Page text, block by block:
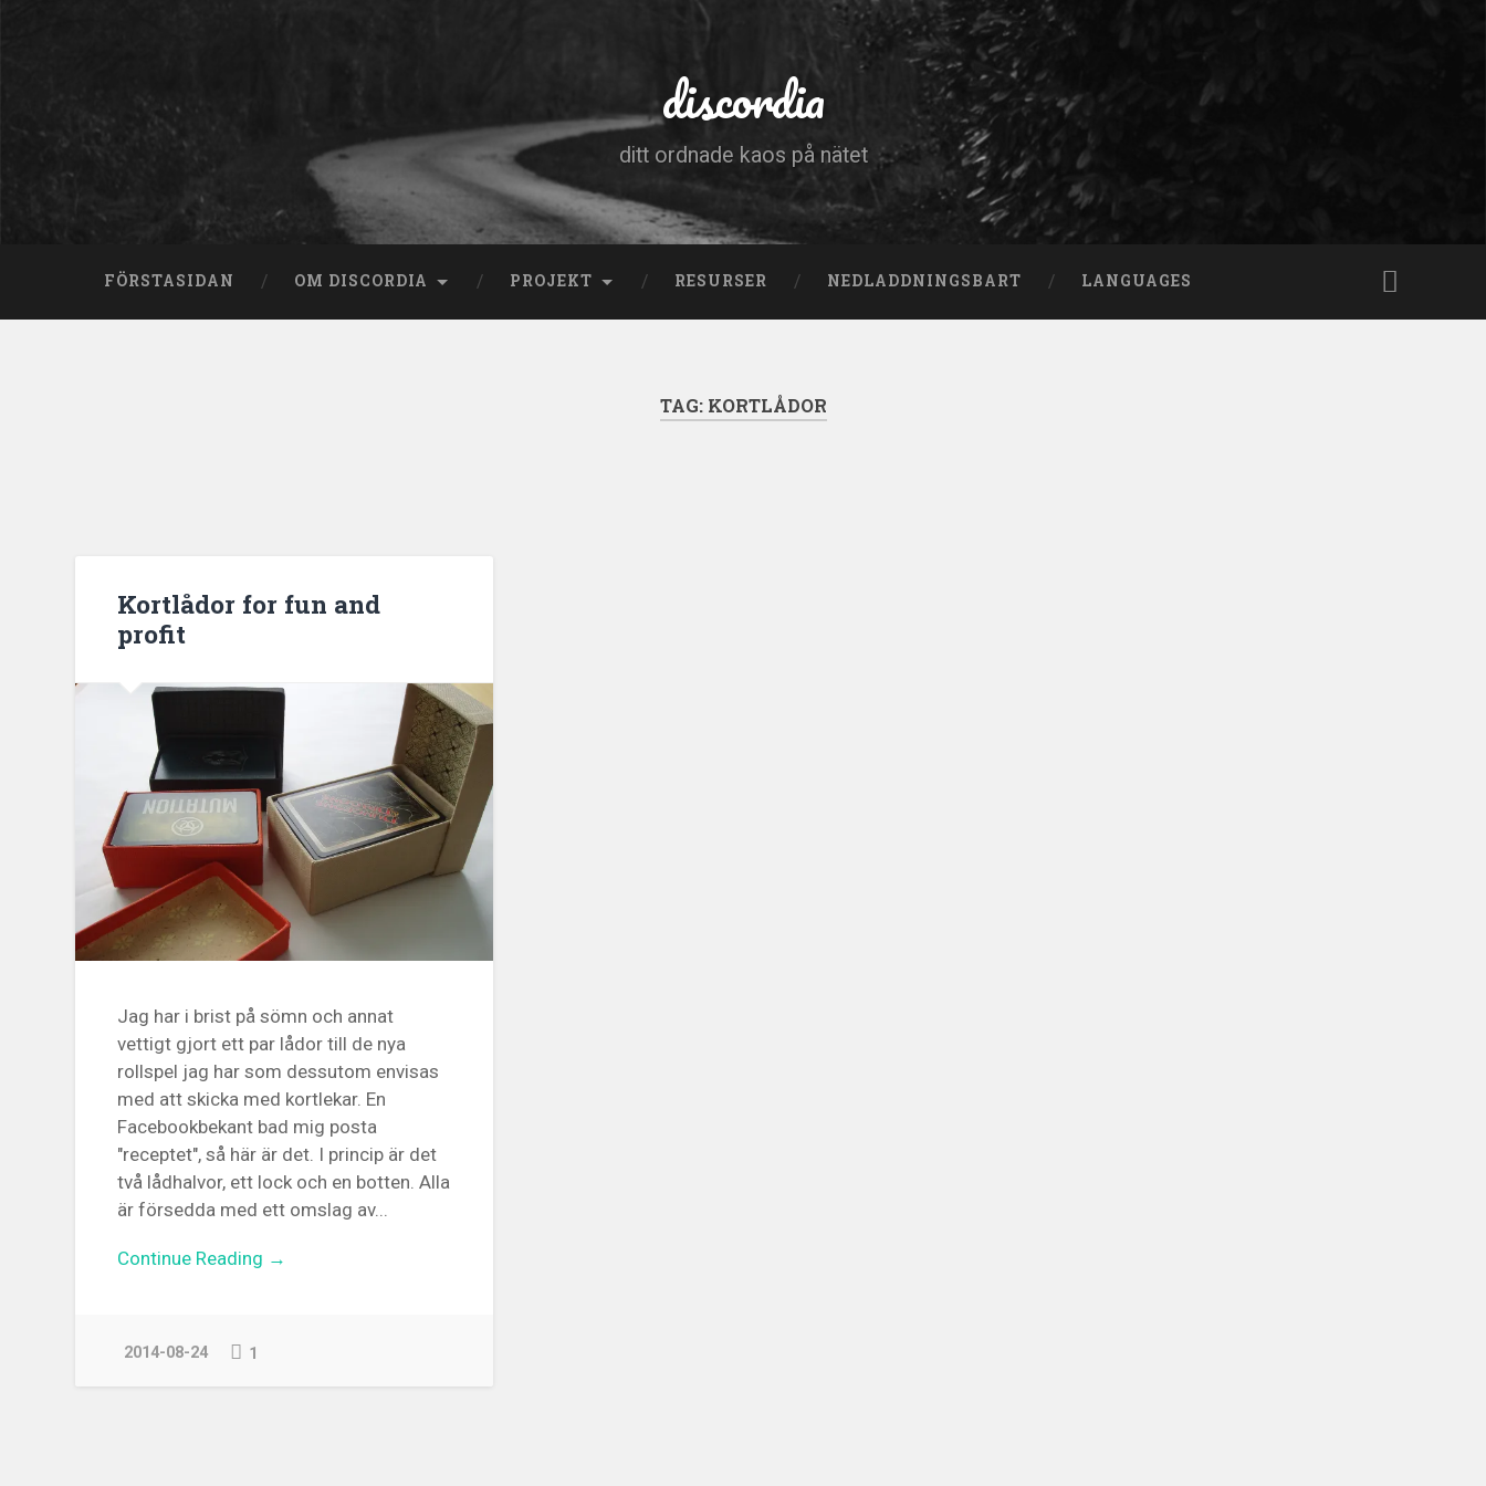
discordia
ditt ordnade kaos på nätet
FÖRSTASIDAN OM DISCORDIA PROJEKT RESURSER NEDLADDNINGSBART LANGUAGES
TAG: KORTLÅDOR
Kortlådor for fun and
profit
Jag har i brist på sömn och annat
vettigt gjort ett par lådor till de nya
rollspel jag har som dessutom envisas
med att skicka med kortlekar. En
Facebookbekant bad mig posta
"receptet", så här är det. I princip är det
två lådhalvor, ett lock och en botten. Alla
är försedda med ett omslag av...
Continue Reading →
2014-08-24 1